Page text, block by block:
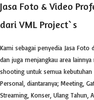
Jasa Foto & Video
dari VML Project`s
Kami sebagai penyedia Jasa Foto
dan juga menjangkau area
shooting untuk semua kebutuhan
Personal, diantaranya; Meeting,
Streaming, Konser, Ulang Tahun,